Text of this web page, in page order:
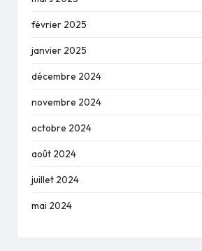
février 2025
janvier 2025
décembre 2024
novembre 2024
octobre 2024
août 2024
juillet 2024
mai 2024